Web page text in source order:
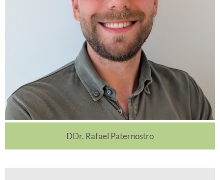
DDr. Rafael Paternostro